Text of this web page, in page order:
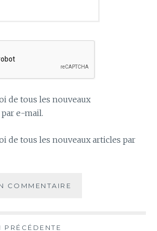
de tous les nouveaux
e-mail.
de tous les nouveaux articles par